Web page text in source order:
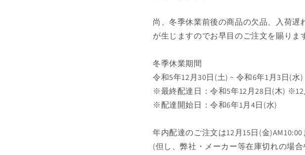
尚、冬季休業前後の商品の欠品、入荷
が生じますのでお早目のご注文を賜りま
冬季休業期間
令和5年12月30日(土) ~ 令和6年1月3日(水)
※最終配達日：令和5年12月28日(木)
※配達開始日：令和6年1月4日(水)
年内配達のご注文は12月15日(金
(但し、弊社・メーカー等在庫切れの場